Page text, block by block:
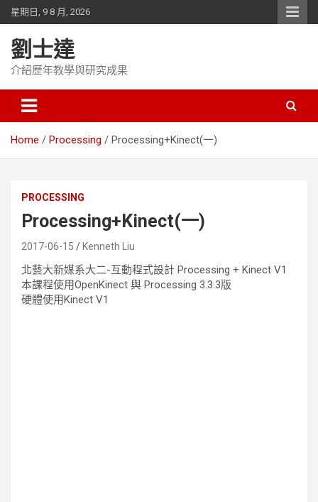
Skip
to
content
星期日, 9 8 月, 2026
劉士達
介紹歷年教學與研究成果
Home Processing Processing+Kinect(一)
PROCESSING
Processing+Kinect(一)
2017-06-15 Kenneth Liu
北藝大新媒系大二-互動程式設計 Processing + Kinect V1
本課程使用OpenKinect 與 Processing 3.3.3版
硬體使用Kinect V1